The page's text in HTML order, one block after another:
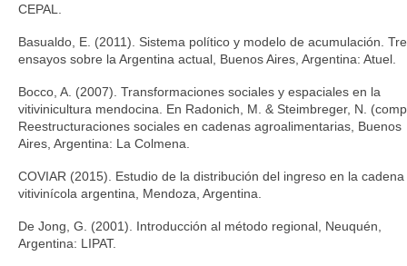
CEPAL.
Basualdo, E. (2011). Sistema político y modelo de acumulación.
ensayos sobre la Argentina actual, Buenos Aires, Argentina: Atuel.
Bocco, A. (2007). Transformaciones sociales y espaciales en la
vitivinicultura mendocina. En Radonich, M. & Steimbreger, N.
Reestructuraciones sociales en cadenas agroalimentarias, Buenos
Aires, Argentina: La Colmena.
COVIAR (2015). Estudio de la distribución del ingreso en la cadena
vitivinícola argentina, Mendoza, Argentina.
De Jong, G. (2001). Introducción al método regional, Neuquén,
Argentina: LIPAT.